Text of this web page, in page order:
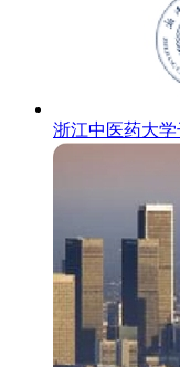
浙江中医药大